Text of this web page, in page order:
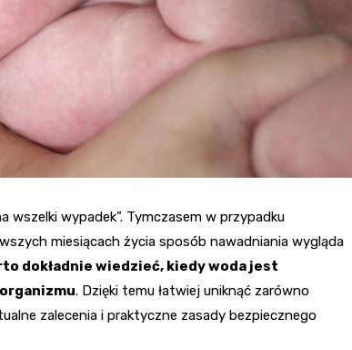
wszelki wypadek”. Tymczasem w przypadku
miesiącach życia sposób nawadniania wygląda
dokładnie wiedzieć, kiedy woda jest
. Dzięki temu łatwiej uniknąć zarówno
zalecenia i praktyczne zasady bezpiecznego